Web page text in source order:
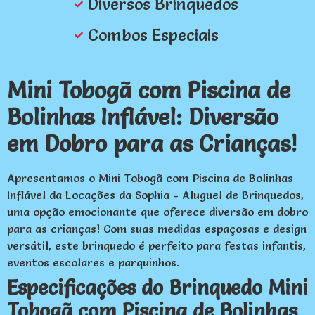
Diversos Brinquedos
Combos Especiais
Mini Tobogã com Piscina de
Bolinhas Inflável: Diversão
em Dobro para as Crianças!
Apresentamos o Mini Tobogã com Piscina de Bolinhas
Inflável da Locações da Sophia - Aluguel de Brinquedos,
uma opção emocionante que oferece diversão em dobro
para as crianças! Com suas medidas espaçosas e design
versátil, este brinquedo é perfeito para festas infantis,
eventos escolares e parquinhos.
Especificações do Brinquedo Mini